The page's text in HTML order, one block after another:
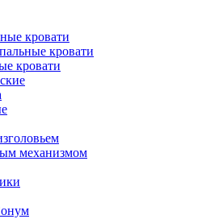
кровати
кровати
кровати
механизмом